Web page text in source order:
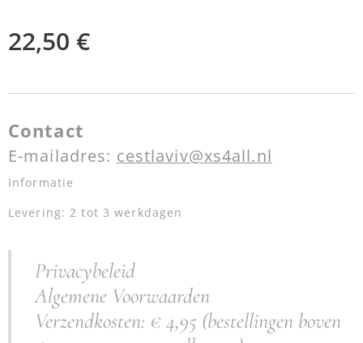
22,50 €
Contact
E-mailadres: cestlaviv@xs4all.nl
Informatie
Levering: 2 tot 3 werkdagen
Privacybeleid
Algemene Voorwaarden
Verzendkosten: € 4,95 (bestellingen boven